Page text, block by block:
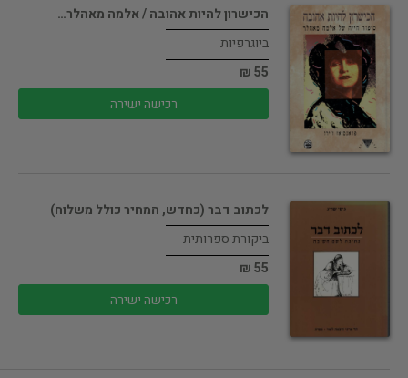
הכישרון להיות אהובה / אלמה מאהלר…
ביוגרפיות
55 ₪
רכישה ישירה
לכתוב דבר (כחדש, המחיר כולל משלוח)
ביקורת ספרותית
55 ₪
רכישה ישירה